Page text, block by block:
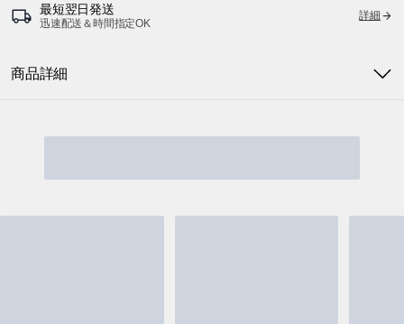
最短翌日発送
迅速配送＆時間指定OK
詳細
商品詳細